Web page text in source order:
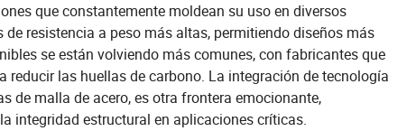
que constantemente moldean su uso en diversos
resistencia a peso más altas, permitiendo diseños más
se están volviendo más comunes, con fabricantes que
las huellas de carbono. La integración de tecnología
de malla de acero, es otra frontera emocionante,
integridad estructural en aplicaciones críticas.